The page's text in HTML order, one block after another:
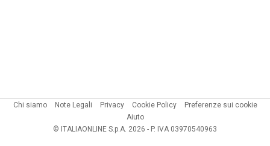
Chi siamo Note Legali Privacy Cookie Policy
Preferenze sui cookie
Aiuto
© ITALIAONLINE S.p.A. 2026 - P. IVA 03970540963